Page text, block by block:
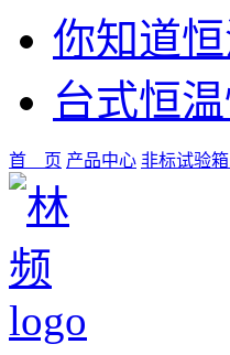
你知道
台式恒
首 页 产品中心 非标试验箱